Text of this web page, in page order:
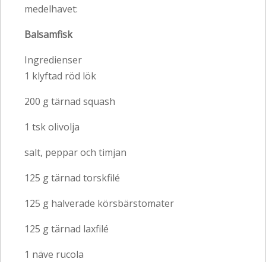
medelhavet:
Balsamfisk
Ingredienser
1 klyftad röd lök
200 g tärnad squash
1 tsk olivolja
salt, peppar och timjan
125 g tärnad torskfilé
125 g halverade körsbärstomater
125 g tärnad laxfilé
1 näve rucola